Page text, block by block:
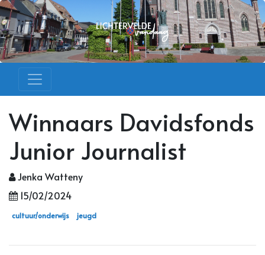
Winnaars Davidsfonds
Junior Journalist
Jenka Watteny
15/02/2024
cultuur/onderwijs jeugd